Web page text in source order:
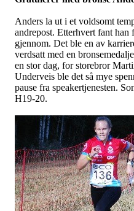
Anders la ut i et voldsomt
andrepost. Etterhvert fant
gjennom. Det ble en av
verdsatt med en
en stor dag, for storebror
Underveis ble det så mye
pause fra speakertjenesten.
H19-20.